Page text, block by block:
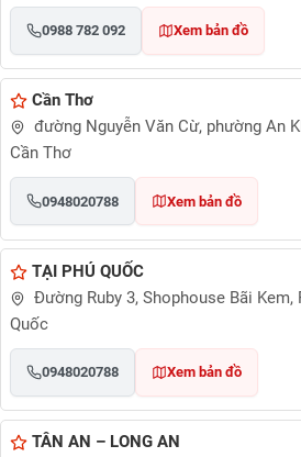
0988 782 092 Xem bản đồ
Cần Thơ
đường Nguyễn Văn Cừ, phường An
Cần Thơ
0948020788 Xem bản đồ
TẠI PHÚ QUỐC
Đường Ruby 3, Shophouse Bãi Kem,
Quốc
0948020788 Xem bản đồ
TÂN AN – LONG AN